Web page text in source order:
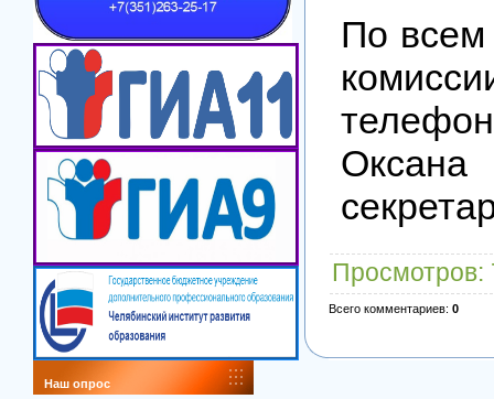
Наш опрос
По всем
Просмотров:
Всего комментариев: 0